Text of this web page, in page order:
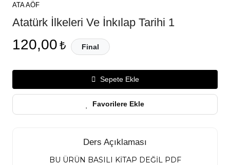
ATA AÖF
Atatürk İlkeleri Ve İnkılap Tarihi 1
120,00 ₺ Final
Sepete Ekle
Favorilere Ekle
Ders Açıklaması
BU ÜRÜN BASILI KİTAP DEĞİL PDF